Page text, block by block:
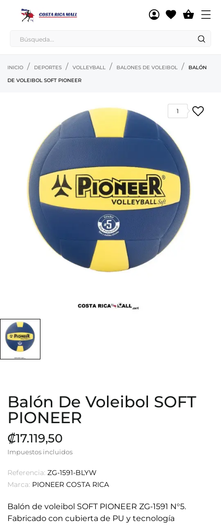

INICIO DEPORTES VOLLEYBALL BALONES DE VOLEIBOL
BALÓN
DE VOLEIBOL SOFT PIONEER
1
Balón De Voleibol SOFT
PIONEER
₡17.119,50
Impuestos incluidos
Referencia: ZG-1591-BLYW
Marca: PIONEER COSTA RICA
Balón de voleibol SOFT PIONEER ZG-1591 N°5.
Fabricado con cubierta de PU y tecnología